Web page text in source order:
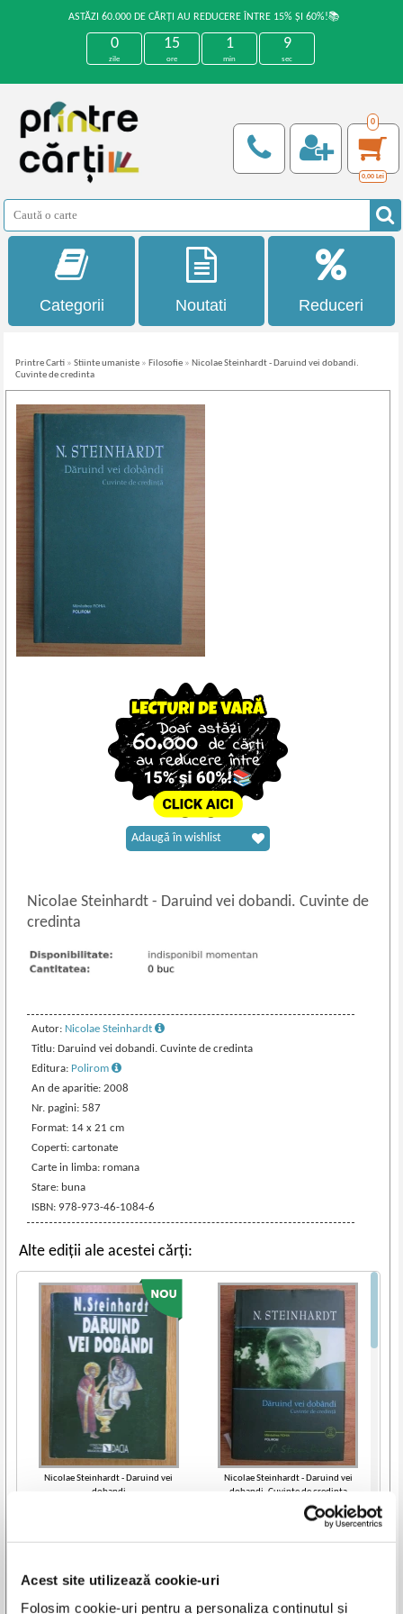
Acest site utilizează cookie-uri
Folosim cookie-uri pentru a personaliza conținutul și
ASTĂZI 60.000 DE CĂRȚI AU REDUCERE ÎNTRE 15% ȘI 60%!📚
0
zile
15
ore
1
min
9
sec
0
0,00 Lei
Categorii Noutati Reduceri
Printre Carti »Stiinte umaniste » Filosofie » Nicolae Steinhardt - Daruind vei dobandi.
Cuvinte de credinta
Nicolae Steinhardt- Daruind vei dobandi. Cuvinte de
credinta
Autor: Nicolae Steinhardt
Titlu: Daruind vei dobandi. Cuvinte de credinta
Editura: Polirom
An de aparitie: 2008
Nr. pagini: 587
Format: 14 x 21 cm
Coperti: cartonate
Carte in limba: romana
Stare: buna
ISBN: 978-973-46-1084-6
Adaugă în wishlist
Alte ediții ale acestei cărți:
Nicolae Steinhardt - Daruind vei
dobandi
Adaugă în coș
Nicolae Steinhardt - Daruind vei
dobandi. Cuvinte de credinta
Lei
Adaugă în coș
Vezi toate edițiile »